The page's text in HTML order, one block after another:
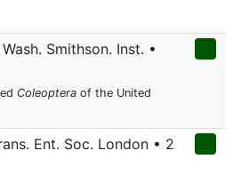
Wash. Smithson. Inst. •
Coleoptera of the United
Ent. Soc. London • 2